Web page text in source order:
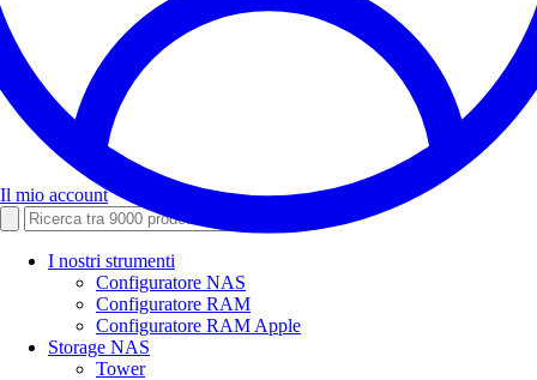
Il mio account
I nostri strumenti
Configuratore NAS
Configuratore RAM
Configuratore RAM Apple
Storage NAS
Tower